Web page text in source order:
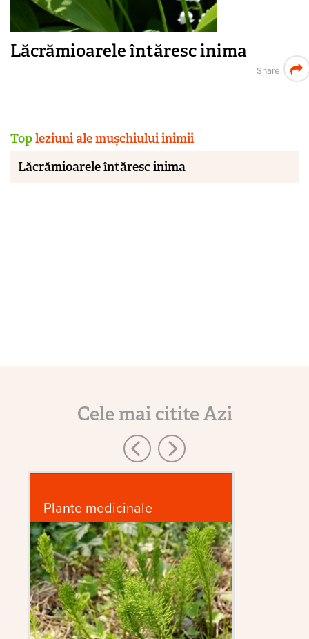
Lăcrămioarele întăresc inima
Share
Topleziuni ale mușchiului inimii
Lăcrămioarele întăresc inima
Cele mai citite Azi
Plante medicinale